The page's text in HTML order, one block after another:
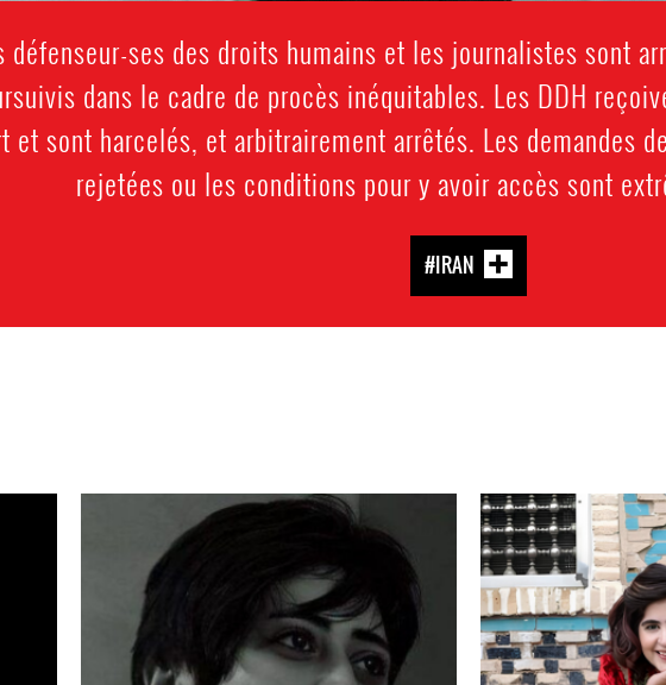
défenseur-ses des droits humains et les journalistes sont
dans le cadre de procès inéquitables. Les DDH
et sont harcelés, et arbitrairement arrêtés. Les demandes
rejetées ou les conditions pour y avoir accès sont
#IRAN